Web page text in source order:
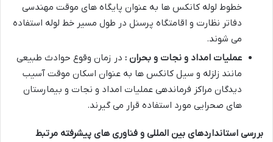
خطوط لوله کانکس ها به عنوان پایگاه های موقت مهندسی
دفاتر نظارت و اقامتگاه پرسنل در طول مسیر خط لوله استفاده
می شوند.
عملیات امداد و نجات و بحران : در زمان وقوع حوادث طبیعی
مانند زلزله و سیل کانکس ها به عنوان اسکان موقت آسیب
دیدگان مراکز فرماندهی عملیات امداد و نجات و بیمارستان
های صحرایی مورد استفاده قرار می گیرند.
بررسی استانداردهای بین المللی و فناوری های پیشرفته مرتبط